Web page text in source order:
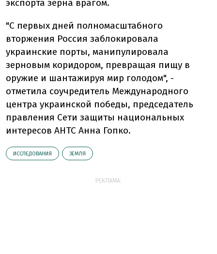
экспорта зерна врагом.
"С первых дней полномасштабного
вторжения Россия заблокировала
украинские порты, манипулировала
зерновым коридором, превращая пищу в
оружие и шантажируя мир голодом", -
отметила соучредитель Международного
центра украинской победы, председатель
правления Сети защиты национальных
интересов АНТС Анна Гопко.
ИССЛЕДОВАНИЯ ЗЕМЛЯ
РЕКЛАМА: